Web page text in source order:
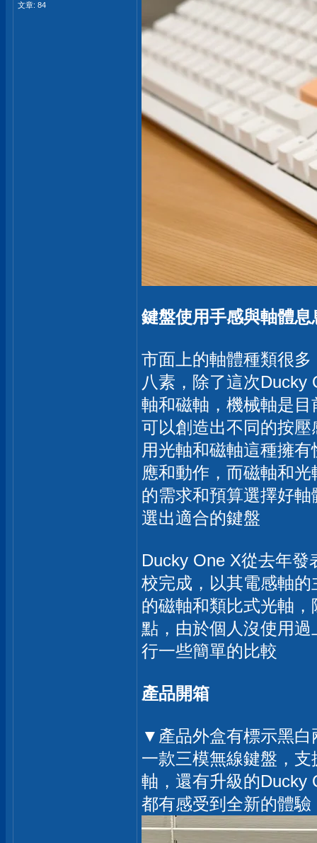
文章: 84
鍵盤使用手感與軸體息
市面上的軸體種類很
八素，除了這次Ducky
軸和磁軸，機械軸是
可以創造出不同的按
用光軸和磁軸這種擁
應和動作，而磁軸和
的需求和預算選擇好
選出適合的鍵盤
Ducky One X從去年
校完成，以其電感軸
的磁軸和類比式光軸
點，由於個人沒使用
行一些簡單的比較
產品開箱
▼產品外盒有標示黑白
一款三模無線鍵盤，
軸，還有升級的Ducky
都有感受到全新的體驗